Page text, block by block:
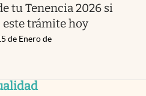
tu Tenencia 2026 si
este trámite hoy
de Enero de